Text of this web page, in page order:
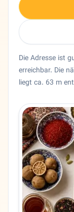
Die Adresse ist
erreichbar. Die
liegt ca. 63 m
Supermarkt
Bundesland
Hamburg
Stadt
Hamburg
Adresse
Lübecker
PLZ
22087